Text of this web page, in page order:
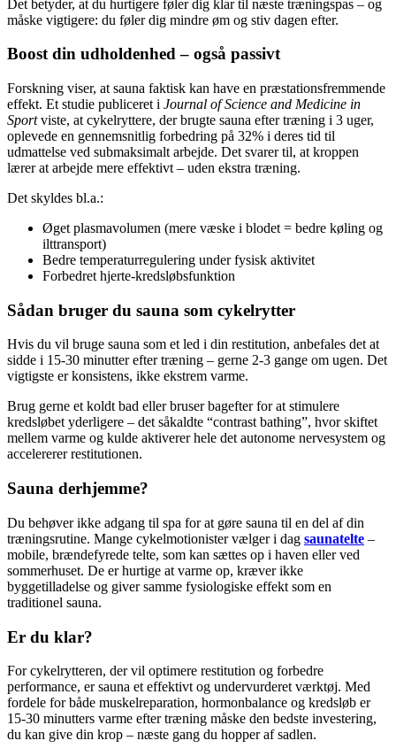
Det betyder, at du hurtigere føler dig klar til næste træningspas – og
måske vigtigere: du føler dig mindre øm og stiv dagen efter.
Boost din udholdenhed – også passivt
Forskning viser, at sauna faktisk kan have en præstationsfremmende
effekt. Et studie publiceret i Journal of Science and Medicine in
Sportviste, at cykelryttere, der brugte sauna efter træning i 3 uger,
oplevede en gennemsnitlig forbedring på 32% i deres tid til
udmattelse ved submaksimalt arbejde. Det svarer til, at kroppen
lærer at arbejde mere effektivt – uden ekstra træning.
Det skyldes bl.a.:
Øget plasmavolumen (mere væske i blodet = bedre køling og
ilttransport)
Bedre temperaturregulering under fysisk aktivitet
Forbedret hjerte-kredsløbsfunktion
Sådan bruger du sauna som cykelrytter
Hvis du vil bruge sauna som et led i din restitution, anbefales det at
sidde i 15-30 minutter efter træning – gerne 2-3 gange om ugen. Det
vigtigste er konsistens, ikke ekstrem varme.
Brug gerne et koldt bad eller bruser bagefter for at stimulere
kredsløbet yderligere – det såkaldte “contrast bathing”, hvor skiftet
mellem varme og kulde aktiverer hele det autonome nervesystem og
accelererer restitutionen.
Sauna derhjemme?
Du behøver ikke adgang til spa for at gøre sauna til en del af din
træningsrutine. Mange cykelmotionister vælger i dag saunatelte –
mobile, brændefyrede telte, som kan sættes op i haven eller ved
sommerhuset. De er hurtige at varme op, kræver ikke
byggetilladelse og giver samme fysiologiske effekt som en
traditionel sauna.
Er du klar?
For cykelrytteren, der vil optimere restitution og forbedre
performance, er sauna et effektivt og undervurderet værktøj. Med
fordele for både muskelreparation, hormonbalance og kredsløb er
15-30 minutters varme efter træning måske den bedste investering,
du kan give din krop – næste gang du hopper af sadlen.